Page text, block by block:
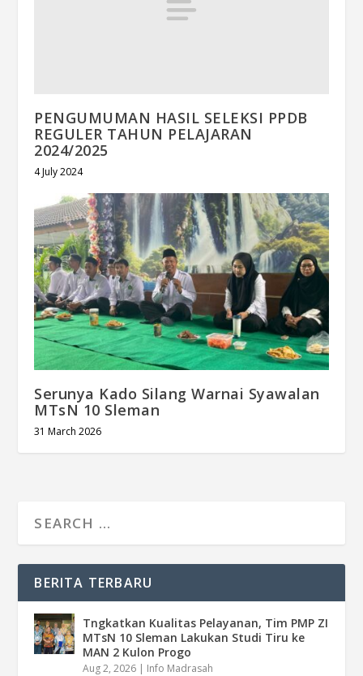
PENGUMUMAN HASIL SELEKSI PPDB
REGULER TAHUN PELAJARAN
2024/2025
4 July 2024
Serunya Kado Silang Warnai Syawalan
MTsN 10 Sleman
31 March 2026
BERITA TERBARU
Tngkatkan Kualitas Pelayanan, Tim PMP ZI
MTsN 10 Sleman Lakukan Studi Tiru ke
MAN 2 Kulon Progo
Aug 2, 2026 | Info Madrasah